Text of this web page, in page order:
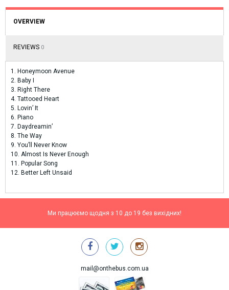
OVERVIEW
REVIEWS 0
1. Honeymoon Avenue
2. Baby I
3. Right There
4. Tattooed Heart
5. Lovin’ It
6. Piano
7. Daydreamin’
8. The Way
9. You’ll Never Know
10. Almost Is Never Enough
11. Popular Song
12. Better Left Unsaid
Ми працюємо щодня з 10 до 19 без вихідних!
mail@onthebus.com.ua